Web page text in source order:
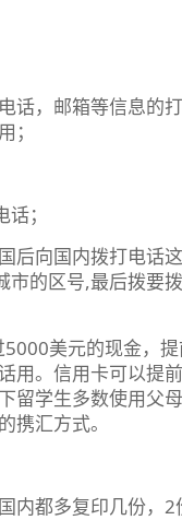
话，邮箱等信息的
；
；
后向国内拨打电话
市的区号,最后拨要
美元的现金，
用。信用卡可以提
留学生多数使用父
携汇方式。
内都多复印几份，2